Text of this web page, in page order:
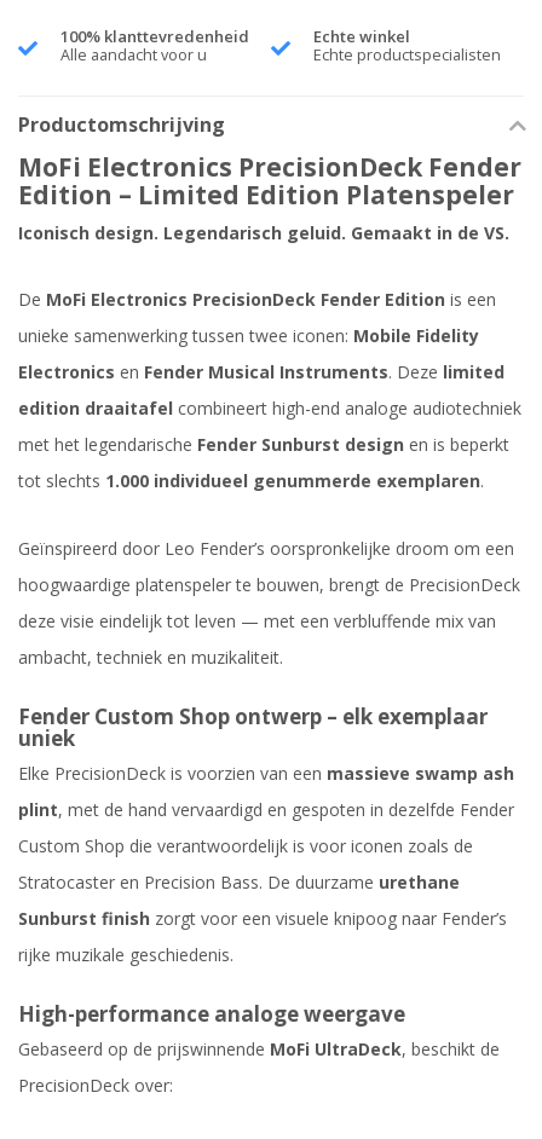
100% klanttevredenheid
Alle aandacht voor u
Echte winkel
Echte productspecialisten
Productomschrijving
MoFi Electronics PrecisionDeck Fender
Edition – Limited Edition Platenspeler
Iconisch design. Legendarisch geluid. Gemaakt in de VS.
De MoFi Electronics PrecisionDeck Fender Edition is een
unieke samenwerking tussen twee iconen: Mobile Fidelity
Electronics en Fender Musical Instruments. Deze limited
edition draaitafel combineert high-end analoge audiotechniek
met het legendarische Fender Sunburst design en is beperkt
tot slechts 1.000 individueel genummerde exemplaren.
Geïnspireerd door Leo Fender’s oorspronkelijke droom om een
hoogwaardige platenspeler te bouwen, brengt de PrecisionDeck
deze visie eindelijk tot leven — met een verbluffende mix van
ambacht, techniek en muzikaliteit.
Fender Custom Shop ontwerp – elk exemplaar
uniek
Elke PrecisionDeck is voorzien van een massieve swamp ash
plint, met de hand vervaardigd en gespoten in dezelfde Fender
Custom Shop die verantwoordelijk is voor iconen zoals de
Stratocaster en Precision Bass. De duurzame urethane
Sunburst finish zorgt voor een visuele knipoog naar Fender’s
rijke muzikale geschiedenis.
High-performance analoge weergave
Gebaseerd op de prijswinnende MoFi UltraDeck, beschikt de
PrecisionDeck over: